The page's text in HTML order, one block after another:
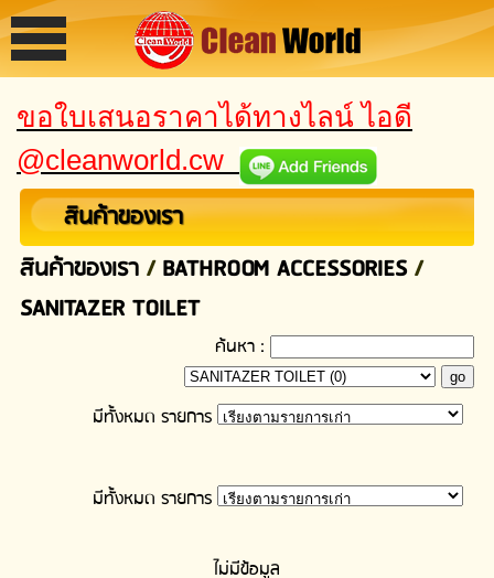
ขอใบเสนอราคาได้ทางไลน์ ไอดี
@cleanworld.cw
สินค้าของเรา
สินค้าของเรา/BATHROOM ACCESSORIES/
SANITAZER TOILET
ค้นหา :
มีทั้งหมด รายการ
มีทั้งหมด รายการ
ไม่มีข้อมูล